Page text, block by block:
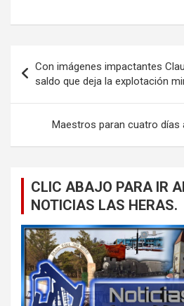
de
entradas
Con imágenes impactantes
saldo que deja la explotación
Maestros paran cuatro días
CLIC ABAJO PARA IR
NOTICIAS LAS HERAS.